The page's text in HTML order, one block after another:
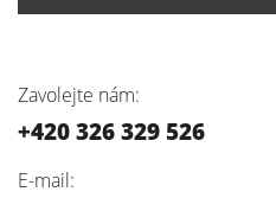
Zavolejte nám:
+420 326 329 526
E-mail: